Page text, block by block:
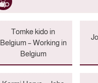
Tomke kido in
Belgium – Working in
Belgium